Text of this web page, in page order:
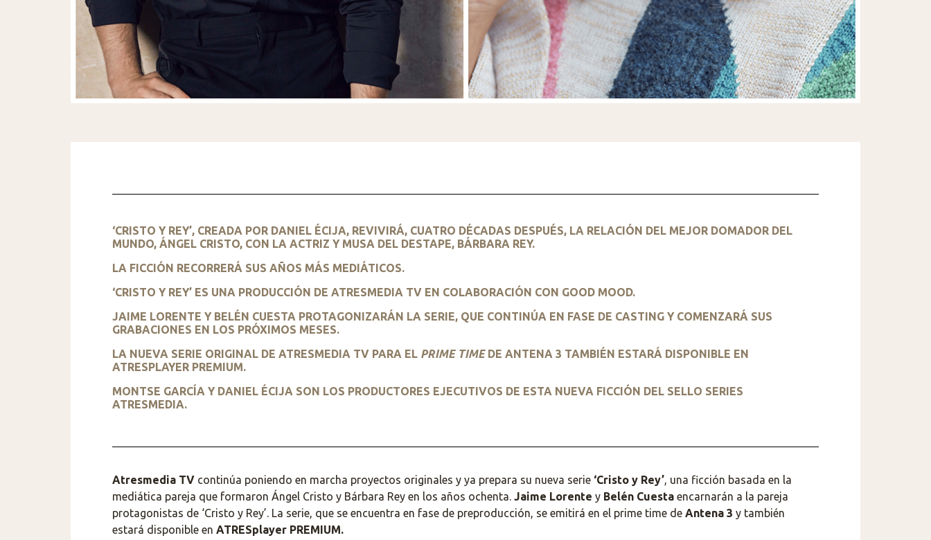
‘CRISTO Y REY’, CREADA POR DANIEL ÉCIJA, REVIVIRÁ, CUATRO DÉCADAS DESPUÉS, LA RELACIÓN DEL MEJOR DOMADOR DEL
MUNDO, ÁNGEL CRISTO, CON LA ACTRIZ Y MUSA DEL DESTAPE, BÁRBARA REY.
LA FICCIÓN RECORRERÁ SUS AÑOS MÁS MEDIÁTICOS.
‘CRISTO Y REY’ ES UNA PRODUCCIÓN DE ATRESMEDIA TV EN COLABORACIÓN CON GOOD MOOD.
JAIME LORENTE Y BELÉN CUESTA PROTAGONIZARÁN LA SERIE, QUE CONTINÚA EN FASE DE CASTING Y COMENZARÁ SUS
GRABACIONES EN LOS PRÓXIMOS MESES.
LA NUEVA SERIE ORIGINAL DE ATRESMEDIA TV PARA EL PRIME TIMEDE ANTENA 3 TAMBIÉN ESTARÁ DISPONIBLE EN
ATRESPLAYER PREMIUM.
MONTSE GARCÍA Y DANIEL ÉCIJA SON LOS PRODUCTORES EJECUTIVOS DE ESTA NUEVA FICCIÓN DEL SELLO SERIES
ATRESMEDIA.
Atresmedia TV continúa poniendo en marcha proyectos originales y ya prepara su nueva serie ‘Cristo y Rey’, una ficción basada en la
mediática pareja que formaron Ángel Cristo y Bárbara Rey en los años ochenta. Jaime Lorente y Belén Cuesta encarnarán a la pareja
protagonistas de ‘Cristo y Rey’. La serie, que se encuentra en fase de preproducción, se emitirá en el prime time de Antena 3 y también
estará disponible en ATRESplayer PREMIUM.